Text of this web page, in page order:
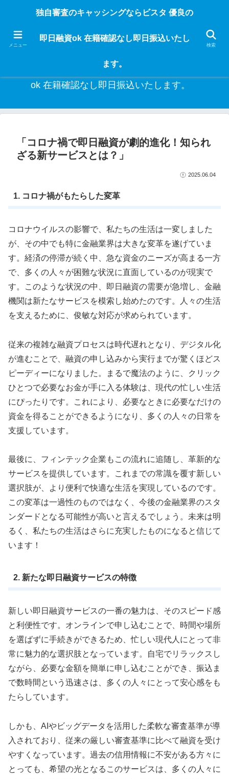
独自審査のフリーローンならビスタなら24時間365日 在籍確認なしで借りれる
な入用があっても安心！融資率97％！仕事をしている人ならブラックでも給料
日返済の１ヶ月融資で借りられるから安心！
独自審査のキャッシングならビスタ 優良の即日融資
ok 在籍確認なし即日振込いたします。
「コロナ禍で即日融資が劇的進化！知られ
ざる新サービスとは？」
2025.06.04
1. コロナ禍がもたらした変革
コロナウイルスの影響で、私たちの生活は一変しました
が、その中でも特に金融業界は大きな変革を遂げていま
す。経済の停滞が続く中、急な資金のニーズが高まる一方
で、多くの人々が困難な状況に直面しているのが現実で
す。このような状況の中、即日融資の需要が急増し、金融
機関は新たなサービスを模索し始めたのです。人々の生活
を支えるために、俊敏な対応が求められています。
従来の複雑な融資プロセスは時代遅れとなり、デジタル化
が進むことで、融資の申し込みから実行までが驚くほどス
ピーディーになりました。まるで魔法のように、クリック
ひとつで必要なお金が手に入る体験は、現代の忙しい生活
にぴったりです。これにより、必要なときに必要なだけの
資金を得ることができるようになり、多くの人々の日常を
支援しています。
最後に、フィンテック企業もこの流れに追随し、革新的な
サービスを提供しています。これまでの常識を覆す新しい
選択肢が、より便利で快適な生活を実現しているのです。
この変革は一過性のものではなく、今後の金融業界のスタ
ンダードとなる可能性が高いと言えるでしょう。未来は明
るく、私たちの生活はさらに充実したものになると信じて
います！
2. 新たな即日融資サービスの特徴
新しい即日融資サービスの一番の魅力は、そのスピード感
と利便性です。オンラインで申し込むことで、時間や場所
を選ばずに手続きができるため、忙しい現代人にとって非
常に魅力的な選択肢となっています。自宅でリラックスし
ながら、必要な金額を簡単に申し込むことができ、振込ま
で数時間という迅速さは、多くの人々にとって安心感をも
たらしています。
しかも、AIやビッグデータを活用した柔軟な審査基準が導
入されており、従来の厳しい審査基準に比べて融資を受け
やすくなっています。過去の信用情報に不安がある方々に
とっても、希望の光となるこのサービスは、多くの人々に
メニュー
独自審査のキャッシングならビスタ 優良の
即日融資ok 在籍確認なし即日振込いたし
ます。
検索